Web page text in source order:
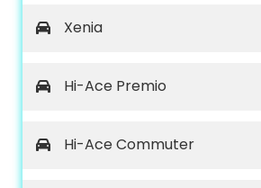
Xenia
Hi-Ace Premio
Hi-Ace Commuter